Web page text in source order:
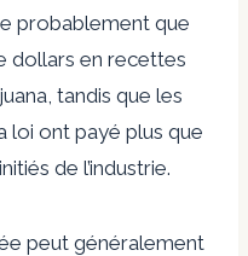
probablement que
dollars en recettes
tandis que les
loi ont payé plus que
de l’industrie.
peut généralement